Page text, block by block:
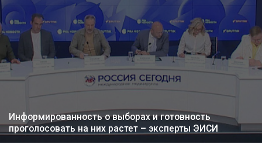
Информированность о выборах и готовность
проголосовать на них растет – эксперты ЭИСИ